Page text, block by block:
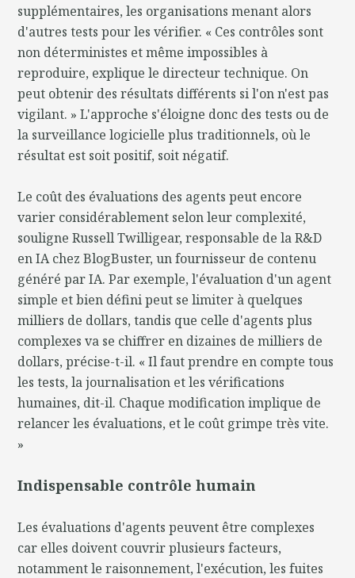
supplémentaires, les organisations menant alors
d'autres tests pour les vérifier. « Ces contrôles sont
non déterministes et même impossibles à
reproduire, explique le directeur technique. On
peut obtenir des résultats différents si l'on n'est pas
vigilant. » L'approche s'éloigne donc des tests ou de
la surveillance logicielle plus traditionnels, où le
résultat est soit positif, soit négatif.
Le coût des évaluations des agents peut encore
varier considérablement selon leur complexité,
souligne Russell Twilligear, responsable de la R&D
en IA chez BlogBuster, un fournisseur de contenu
généré par IA. Par exemple, l'évaluation d'un agent
simple et bien défini peut se limiter à quelques
milliers de dollars, tandis que celle d'agents plus
complexes va se chiffrer en dizaines de milliers de
dollars, précise-t-il. « Il faut prendre en compte tous
les tests, la journalisation et les vérifications
humaines, dit-il. Chaque modification implique de
relancer les évaluations, et le coût grimpe très vite.
»
Indispensable contrôle humain
Les évaluations d'agents peuvent être complexes
car elles doivent couvrir plusieurs facteurs,
notamment le raisonnement, l'exécution, les fuites